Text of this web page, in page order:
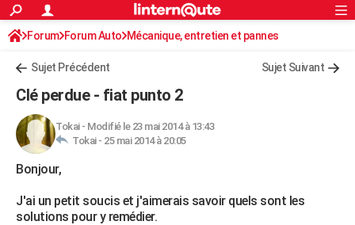
ACTUALITÉS
Politique
Société
Faits Divers
Education
Monde
Villes
+
FINANCE
Retraite
Impôts
Epargne
Immobilier
Risques naturels par ville
Banque
Assurance
Crédit
AUTO
Essais
Réserver un essai
Citadines
Berlines
SUV
Forum auto
+HIGH-TECH
Mobiles
Meilleur smartphone
Internet
Ordinateurs
Jeux vidéo
Guide high-tech
+BRICOLAGE
Rechercher
S'inscrire
Connexion
Forum Forum Auto Mécanique, entretien et pannes
Sujet Précédent Sujet Suivant
Clé perdue - fiat punto 2
Tokai- Modifié le 23 mai 2014 à 13:43
Tokai - 25 mai 2014 à 20:05
Bonjour,
J'ai un petit soucis et j'aimerais savoir quels sont les
solutions pour y remédier.